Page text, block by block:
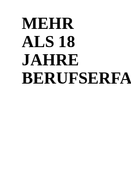
MEHR
ALS 18
JAHRE